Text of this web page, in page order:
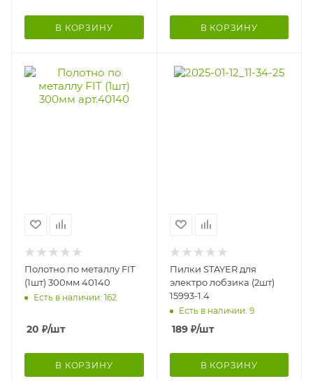
В КОРЗИНУ В КОРЗИНУ
Полотно по металлу FIT
(1шт) 300мм 40140
Есть в наличии: 162
20 ₽/шт
В КОРЗИНУ
Пилки STAYER для
электро лобзика (2шт)
15993-1.4
Есть в наличии: 9
189₽/шт
В КОРЗИНУ